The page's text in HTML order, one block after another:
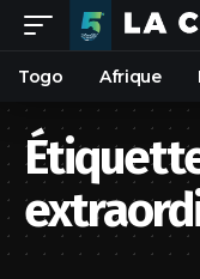
Togo Afrique